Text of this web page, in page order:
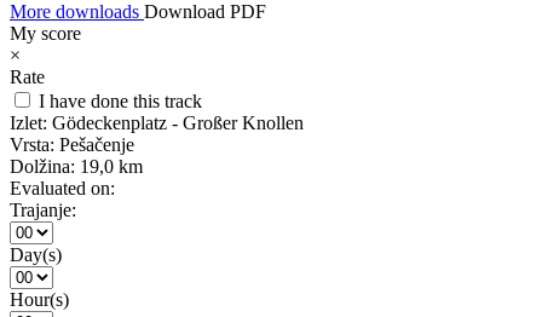
More downloads Download PDF
My score
×
Rate
I have done this track
Izlet: Gödeckenplatz - Großer Knollen
Vrsta: Pešačenje
Dolžina: 19,0 km
Evaluated on:
Trajanje:
Day(s)
Hour(s)